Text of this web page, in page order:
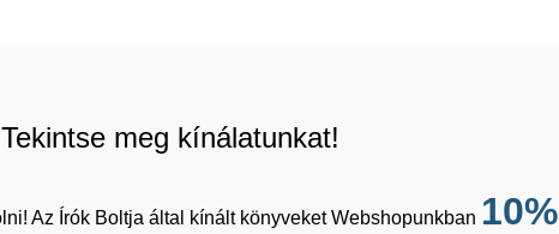
meg kínálatunkat!
Az Írók Boltja által kínált könyveket Webshopunkban 10%